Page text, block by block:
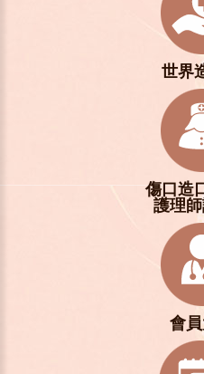
世界
傷口造
護理
會